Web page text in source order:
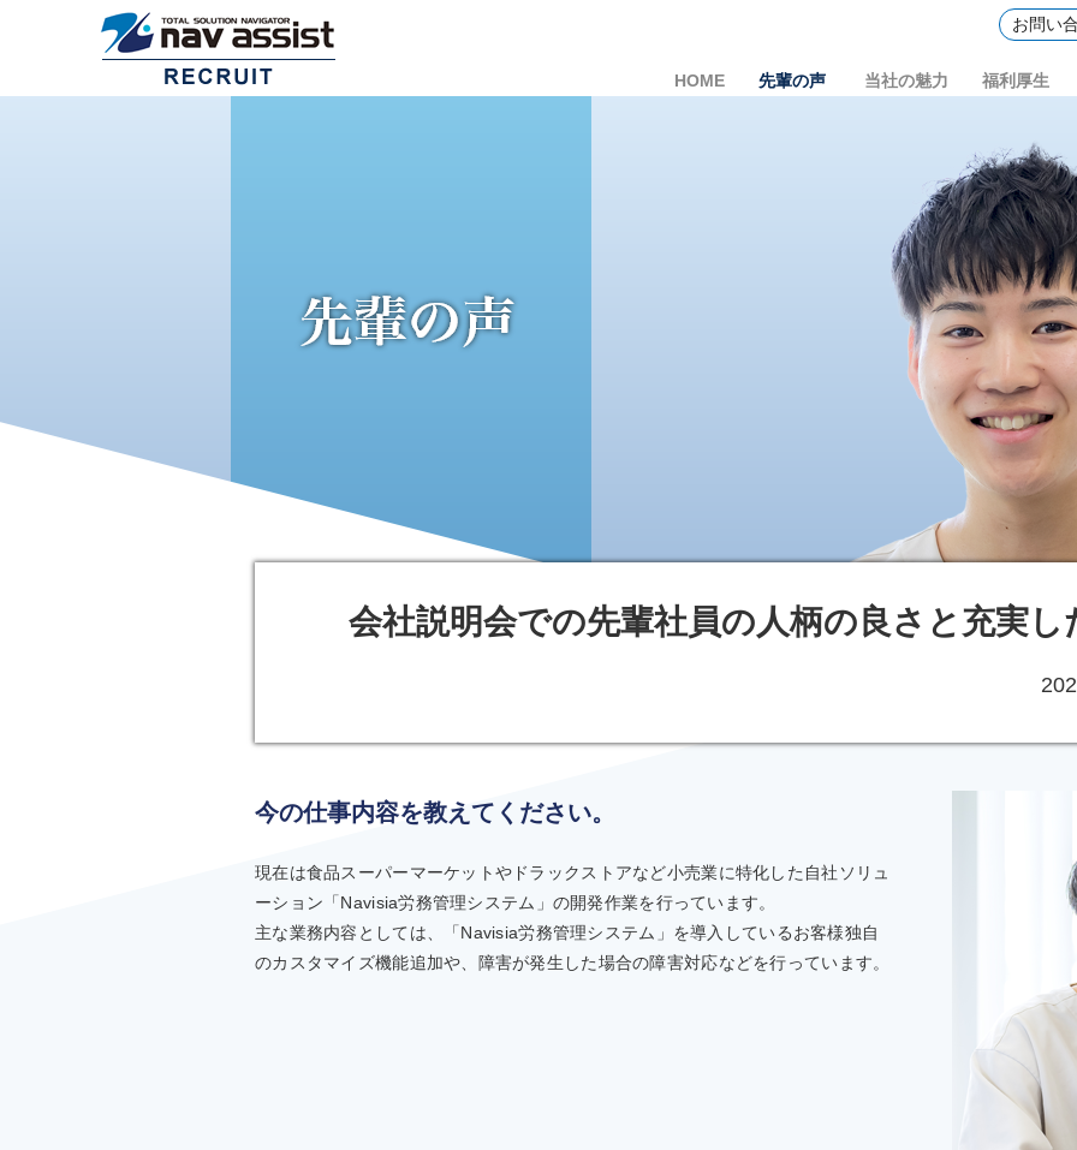
お問い
HOME 先輩の声 当社の魅力 福利厚生
会社説明会での先輩社員の人柄の良さと充実し
今の仕事内容を教えてください。
現在は食品スーパーマーケットやドラックストアなど小売業に特化した自社ソリュ
ーション「Navisia労務管理システム」の開発作業を行っています。
主な業務内容としては、「Navisia労務管理システム」を導入しているお客様独自
のカスタマイズ機能追加や、障害が発生した場合の障害対応などを行っています。